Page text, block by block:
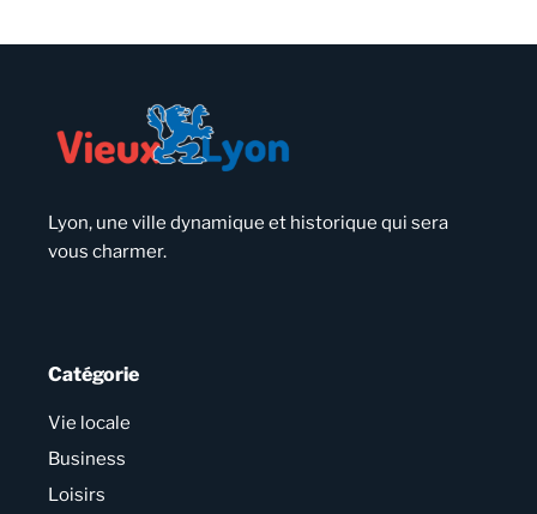
Lyon, une ville dynamique et historique qui sera
vous charmer.
Catégorie
Vie locale
Business
Loisirs